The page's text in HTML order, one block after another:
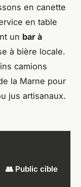
en canette
en table
un bar à
à bière locale.
camions
la Marne pour
jus artisanaux.
👥 Public cible